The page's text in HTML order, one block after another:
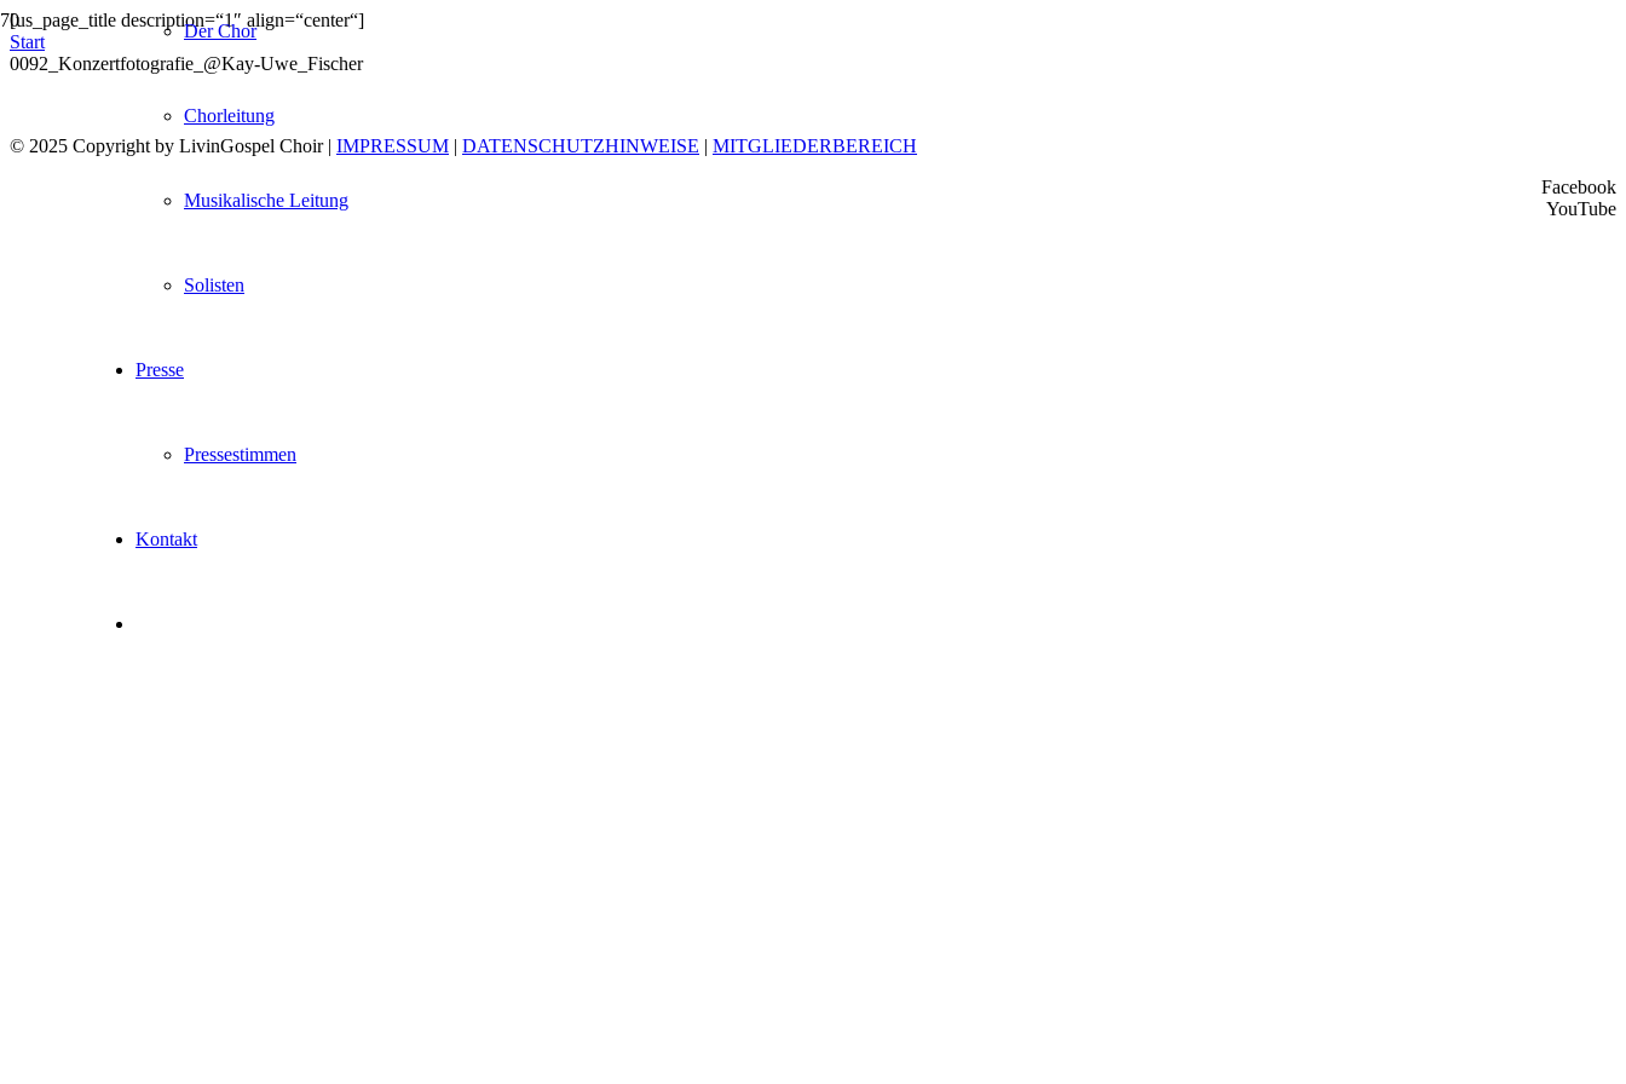
Der Chor
Chorleitung
Musikalische Leitung
Solisten
Presse
Pressestimmen
Kontakt
[us_page_title description=“1″ align=“center“]
Start
0092_Konzertfotografie_@Kay-Uwe_Fischer
© 2025 Copyright by LivinGospel Choir | IMPRESSUM | DATENSCHUTZHINWEISE | MITGLIEDERBEREICH
Facebook
YouTube